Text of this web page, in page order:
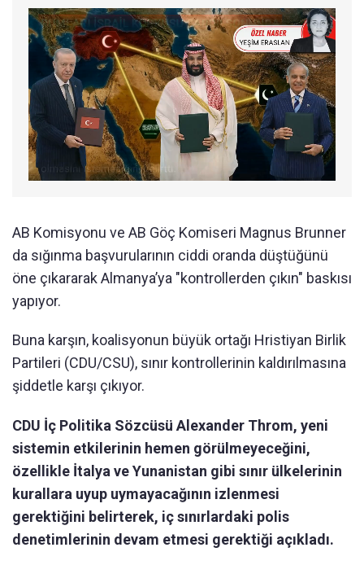
AB Komisyonu ve AB Göç Komiseri Magnus Brunner
da sığınma başvurularının ciddi oranda düştüğünü
öne çıkararak Almanya’ya "kontrollerden çıkın" baskısı
yapıyor.
Buna karşın, koalisyonun büyük ortağı Hristiyan Birlik
Partileri (CDU/CSU), sınır kontrollerinin kaldırılmasına
şiddetle karşı çıkıyor.
CDU İç Politika Sözcüsü Alexander Throm, yeni
sistemin etkilerinin hemen görülmeyeceğini,
özellikle İtalya ve Yunanistan gibi sınır ülkelerinin
kurallara uyup uymayacağının izlenmesi
gerektiğini belirterek, iç sınırlardaki polis
denetimlerinin devam etmesi gerektiği açıkladı.